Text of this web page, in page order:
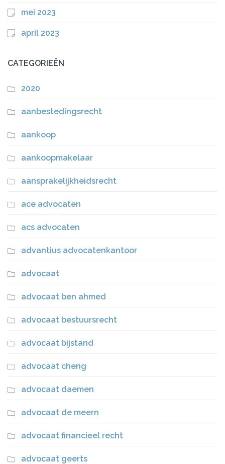
mei 2023
april 2023
CATEGORIEËN
2020
aanbestedingsrecht
aankoop
aankoopmakelaar
aansprakelijkheidsrecht
ace advocaten
acs advocaten
advantius advocatenkantoor
advocaat
advocaat ben ahmed
advocaat bestuursrecht
advocaat bijstand
advocaat cheng
advocaat daemen
advocaat de meern
advocaat financieel recht
advocaat geerts